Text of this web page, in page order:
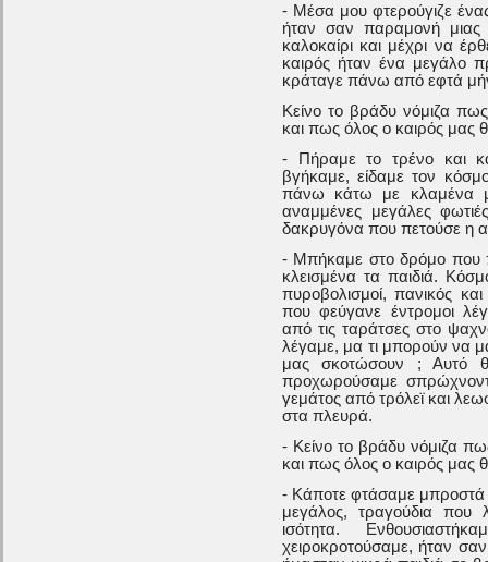
- Μέσα μου φτερούγιζε
ήταν σαν παραμονή μιας
καλοκαίρι και μέχρι να
καιρός ήταν ένα μεγάλο
κράταγε πάνω από εφτά
Κείνο το βράδυ νόμιζα
και πως όλος ο καιρός μας
- Πήραμε το τρένο και
βγήκαμε, είδαμε τον
πάνω κάτω με κλαμένα
αναμμένες μεγάλες
δακρυγόνα που πετούσε η
- Μπήκαμε στο δρόμο που
κλεισμένα τα παιδιά.
πυροβολισμοί, πανικός
που φεύγανε έντρομοι
από τις ταράτσες στο
λέγαμε, μα τι μπορούν να
μας σκοτώσουν ; Αυτό
προχωρούσαμε
γεμάτος από τρόλεϊ και
στα πλευρά.
- Κείνο το βράδυ νόμιζα
και πως όλος ο καιρός μας
- Κάποτε φτάσαμε μπροστά
μεγάλος, τραγούδια που
ισότητα.
χειροκροτούσαμε, ήταν